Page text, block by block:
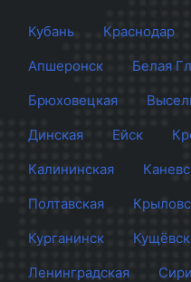
Кубань Краснодар
Апшеронск
Белая
Брюховецкая
Динская
Ейск
Калининская
Полтавская
Курганинск
Ленинградская